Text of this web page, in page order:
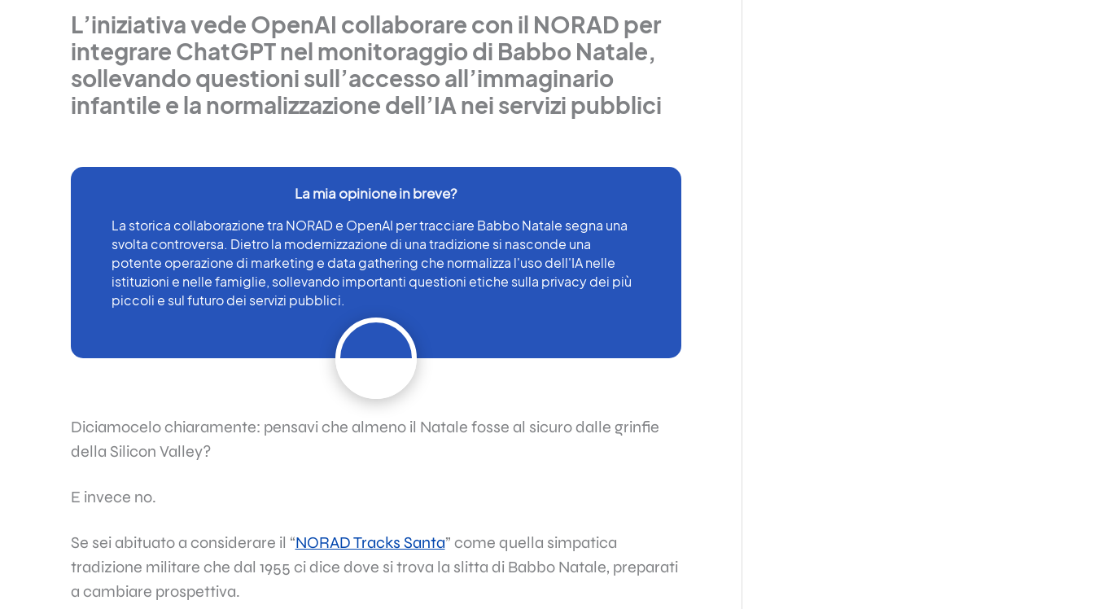
L’iniziativa vede OpenAI collaborare con il NORAD per
integrare ChatGPT nel monitoraggio di Babbo Natale,
sollevando questioni sull’accesso all’immaginario
infantile e la normalizzazione dell’IA nei servizi pubblici
La storica collaborazione tra NORAD e OpenAI per tracciare Babbo Natale segna una
svolta controversa. Dietro la modernizzazione di una tradizione si nasconde una
potente operazione di marketing e data gathering che normalizza l'uso dell'IA nelle
istituzioni e nelle famiglie, sollevando importanti questioni etiche sulla privacy dei più
piccoli e sul futuro dei servizi pubblici.
Diciamocelo chiaramente: pensavi che almeno il Natale fosse al sicuro dalle grinfie
della Silicon Valley?
E invece no.
Se sei abituato a considerare il “NORAD Tracks Santa” come quella simpatica
tradizione militare che dal 1955 ci dice dove si trova la slitta di Babbo Natale, preparati
a cambiare prospettiva.